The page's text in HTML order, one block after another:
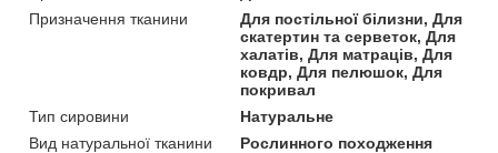
Призначення тканини
Для постільної білизни, Для
скатертин та серветок, Для
халатів, Для матраців, Для
ковдр, Для пелюшок, Для
покривал
Тип сировини
Натуральне
Вид натуральної тканини
Рослинного походження